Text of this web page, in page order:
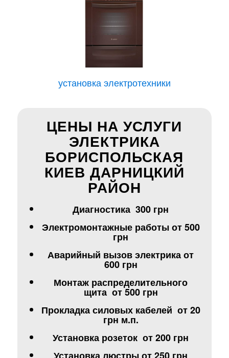
установка электротехники
ЦЕНЫ НА УСЛУГИ
ЭЛЕКТРИКА
БОРИСПОЛЬСКАЯ
КИЕВ ДАРНИЦКИЙ
РАЙОН
Диагностика 300 грн
Электромонтажные работы от 500
грн
Аварийный вызов электрика от
600 грн
Монтаж распределительного
щита от 500 грн
Прокладка силовых кабелей от 20
грн м.п.
Установка розеток от 200 грн